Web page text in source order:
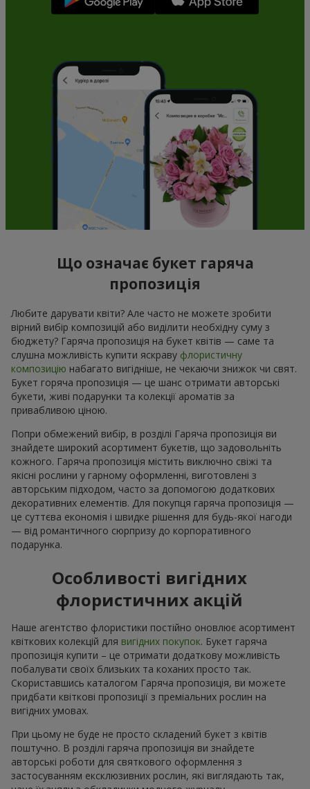
Що означає букет гаряча
пропозиція
Любите дарувати квіти? Але часто не можете зробити
вірний вибір композицій або виділити необхідну суму з
бюджету? Гаряча пропозиція на букет квітів — саме та
слушна можливість купити яскраву флористичну
композицію набагато вигідніше, не чекаючи знижок чи свят.
Букет горяча пропозиція — це шанс отримати авторські
букети, живі подарунки та колекції ароматів за
привабливою ціною.
Попри обмежений вибір, в розділі Гаряча пропозиція ви
знайдете широкий асортимент букетів, що задовольніть
кожного. Гаряча пропозиція містить виключно свіжі та
якісні рослини у гарному оформленні, виготовлені з
авторським підходом, часто за допомогою додаткових
декоративних елементів. Для покупця гаряча пропозиція —
це суттєва економія і швидке рішення для будь-якої нагоди
— від романтичного сюрпризу до корпоративного
подарунка.
Особливості вигідних
флористичних акцій
Наше агентство флористики постійно оновлює асортимент
квіткових колекцій для вигідних покупок. Букет гаряча
пропозиція купити – це отримати додаткову можливість
побалувати своїх близьких та коханих просто так.
Скориставшись каталогом Гаряча пропозиція, ви можете
придбати квіткові пропозиції з преміальних рослин на
вигідних умовах.
При цьому не буде не просто складений букет з квітів
поштучно. В розділі гаряча пропозиція ви знайдете
авторські роботи для святкового оформлення з
застосуванням ексклюзивних рослин, які виглядають так,